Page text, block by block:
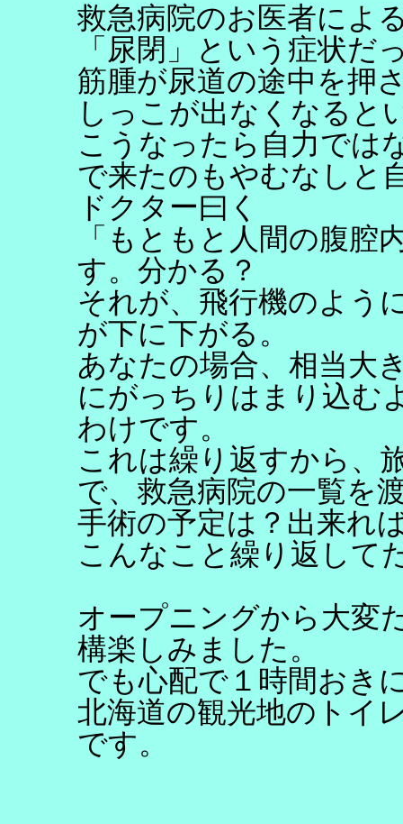
救急病院のお医者によ
「尿閉」という症状だ
筋腫が尿道の途中を押
しっこが出なくなると
こうなったら自力では
で来たのもやむなしと
ドクター曰く
「もともと人間の腹腔
す。分かる？
それが、飛行機のよう
が下に下がる。
あなたの場合、相当大
にがっちりはまり込む
わけです。
これは繰り返すから、
で、救急病院の一覧を
手術の予定は？出来れ
こんなこと繰り返して
オープニングから大変
構楽しみました。
でも心配で１時間おき
北海道の観光地のトイ
です。